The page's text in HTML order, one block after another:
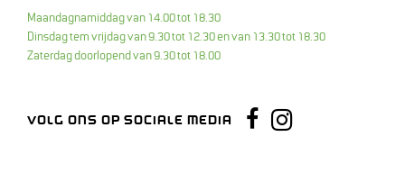
Maandagnamiddag van 14.00 tot 18.30
Dinsdag tem vrijdag van 9.30 tot 12.30 en van 13.30 tot 18.30
Zaterdag doorlopend van 9.30 tot 18.00
VOLG ONS OP SOCIALE MEDIA FacebookInstagram